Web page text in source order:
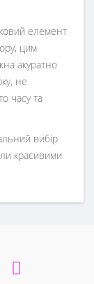
елемент
цим
акуратно
не
часу та
вибір
красивими